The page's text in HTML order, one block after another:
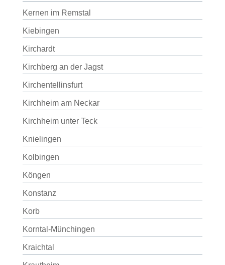
Kernen im Remstal
Kiebingen
Kirchardt
Kirchberg an der Jagst
Kirchentellinsfurt
Kirchheim am Neckar
Kirchheim unter Teck
Knielingen
Kolbingen
Köngen
Konstanz
Korb
Korntal-Münchingen
Kraichtal